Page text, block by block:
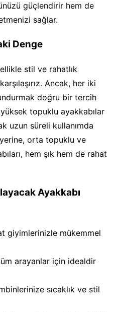
güçlendirir hem de
sağlar.
Denge
stil ve rahatlık
Ancak, her iki
doğru bir tercih
topuklu ayakkabılar
uzun süreli kullanımda
yerine, orta topuklu ve
hem şık hem de rahat
Ayakkabı
giyimlerinizle mükemmel
arayanlar için idealdir
sıcaklık ve stil